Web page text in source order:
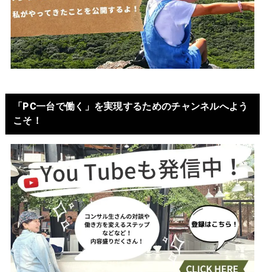
「PC一台で働く」を実現するためのチャンネルへよう
こそ！